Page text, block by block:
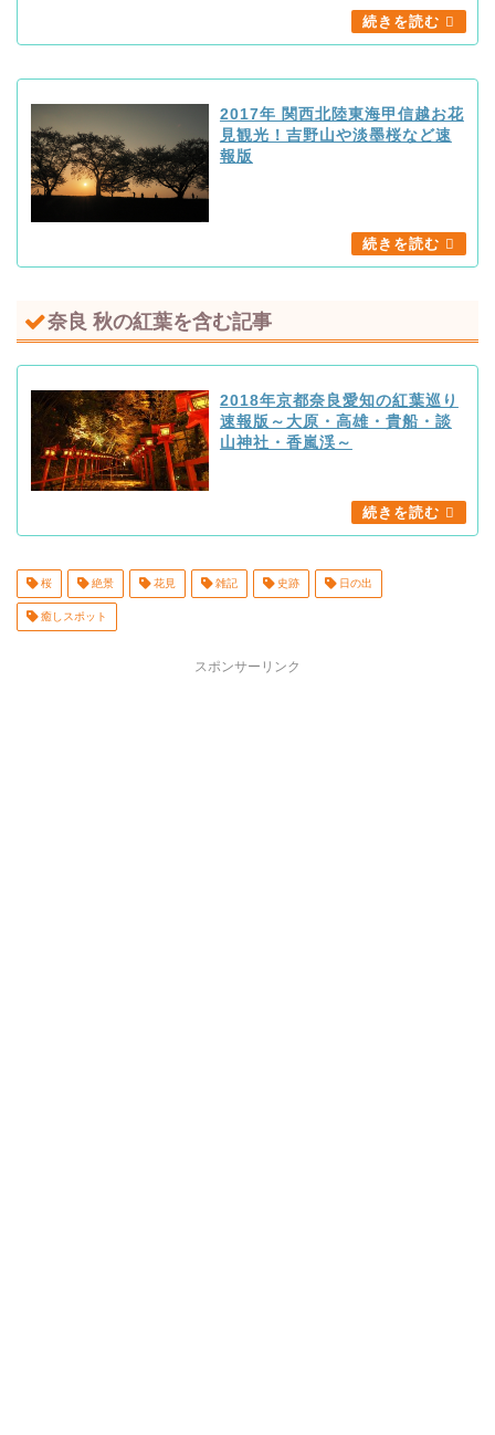
2017年 関西北陸東海甲信越お花
見観光！吉野山や淡墨桜など速
報版
奈良 秋の紅葉を含む記事
2018年京都奈良愛知の紅葉巡り
速報版～大原・高雄・貴船・談
山神社・香嵐渓～
桜 絶景 花見 雑記 史跡 日の出
癒しスポット
スポンサーリンク